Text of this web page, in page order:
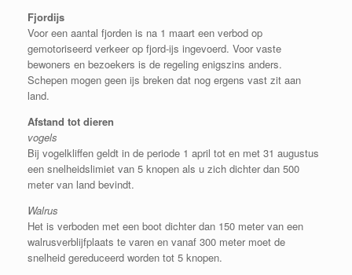
Fjordijs
Voor een aantal fjorden is na 1 maart een verbod op
gemotoriseerd verkeer op fjord-ijs ingevoerd. Voor vaste
bewoners en bezoekers is de regeling enigszins anders.
Schepen mogen geen ijs breken dat nog ergens vast zit aan
land.
Afstand tot dieren
vogels
Bij vogelkliffen geldt in de periode 1 april tot en met 31 augustus
een snelheidslimiet van 5 knopen als u zich dichter dan 500
meter van land bevindt.
Walrus
Het is verboden met een boot dichter dan 150 meter van een
walrusverblijfplaats te varen en vanaf 300 meter moet de
snelheid gereduceerd worden tot 5 knopen.